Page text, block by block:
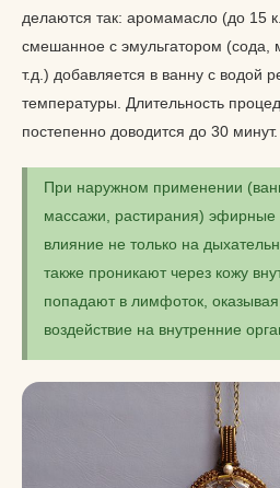
делаются так: аромамасло (до 15
смешанное с эмульгатором (сода,
т.д.) добавляется в ванну с водой
температуры. Длительность
постепенно доводится до 30 минут.
При наружном применении
массажи, растирания) эфирные
влияние не только на
также проникают через кожу
попадают в лимфоток,
воздействие на внутренние